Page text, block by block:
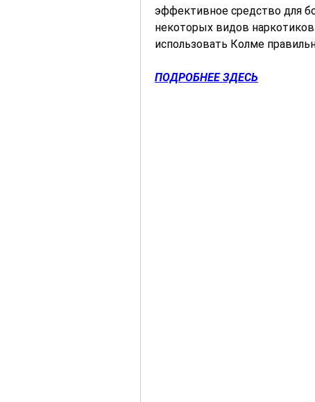
эффективное средство для
некоторых видов
использовать Колме
ПОДРОБНЕЕ ЗДЕСЬ